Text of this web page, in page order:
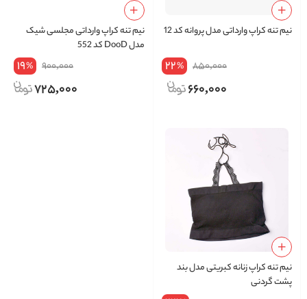
نیم‌ تنه کراپ وارداتی مدل پروانه کد 12
850,000
22%
660,000
نیم‌ تنه کراپ وارداتی مجلسی شیک
مدل DooD کد 552
900,000
19%
725,000
نیم‌ تنه کراپ زنانه کبریتی مدل بند
پشت گردنی